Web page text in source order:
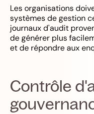
Les organisations
systèmes de gestion
journaux d'audit
de générer plus
et de répondre aux
Contrôle